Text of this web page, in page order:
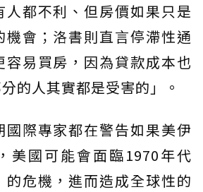
人都不利、但房價如果只是
機會；洛書則直言停滯性通
易買房，因為貸款成本也
的人其實都是受害的」。
國際專家都在警告如果美伊
美國可能會面臨1970年代
的危機，進而造成全球性的